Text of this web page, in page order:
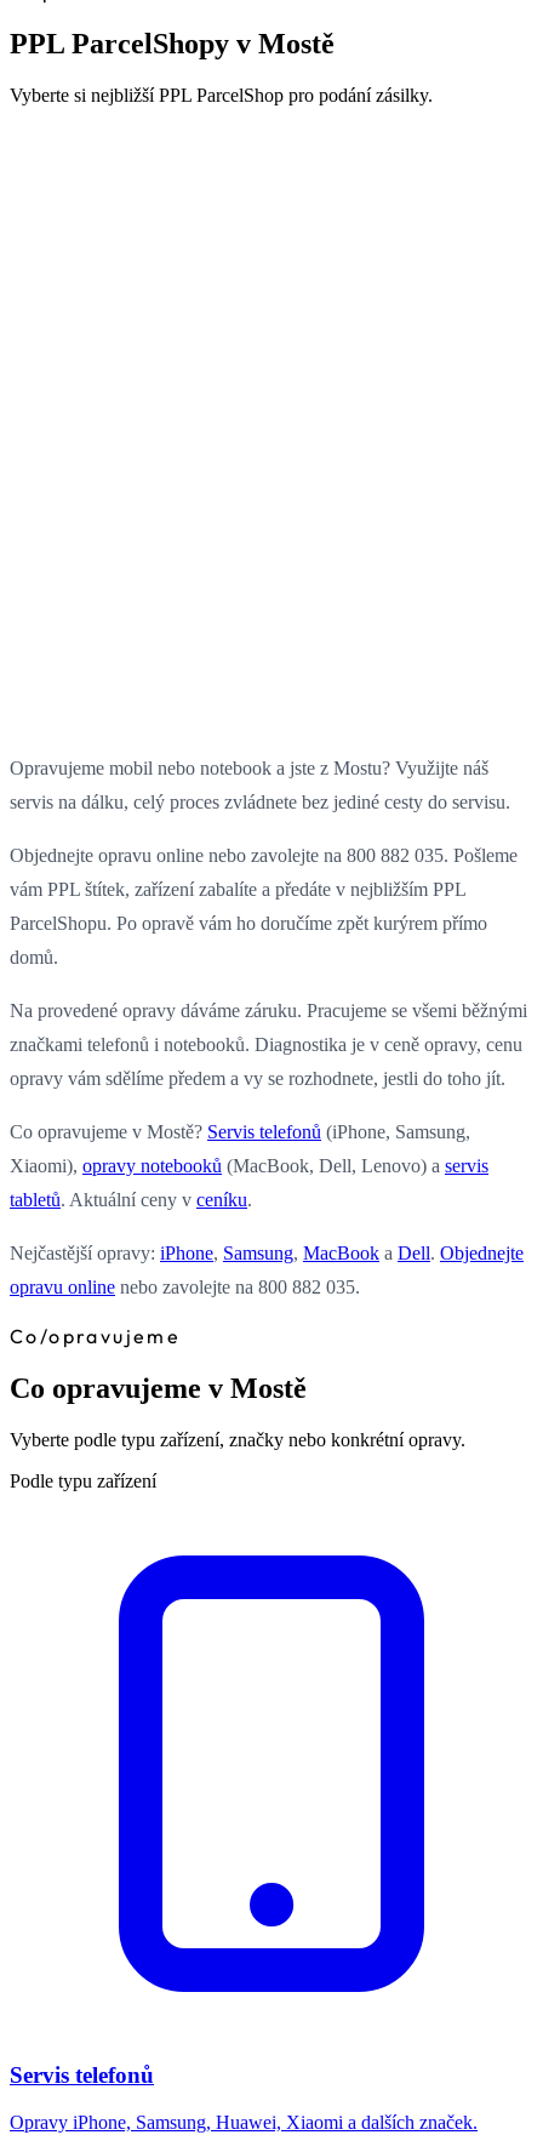
PPL ParcelShopy v Mostě
Vyberte si nejbližší PPL ParcelShop pro podání zásilky.
Opravujeme mobil nebo notebook a jste z Mostu? Využijte náš
servis na dálku, celý proces zvládnete bez jediné cesty do servisu.
Objednejte opravu online nebo zavolejte na 800 882 035. Pošleme
vám PPL štítek, zařízení zabalíte a předáte v nejbližším PPL
ParcelShopu. Po opravě vám ho doručíme zpět kurýrem přímo
domů.
Na provedené opravy dáváme záruku. Pracujeme se všemi běžnými
značkami telefonů i notebooků. Diagnostika je v ceně opravy, cenu
opravy vám sdělíme předem a vy se rozhodnete, jestli do toho jít.
Co opravujeme v Mostě? Servis telefonů (iPhone, Samsung,
Xiaomi), opravy notebooků (MacBook, Dell, Lenovo) a servis
tabletů. Aktuální ceny v ceníku.
Nejčastější opravy: iPhone, Samsung, MacBook a Dell. Objednejte
opravu online nebo zavolejte na 800 882 035.
Co /opravujeme
Co opravujeme v Mostě
Vyberte podle typu zařízení, značky nebo konkrétní opravy.
Podle typu zařízení
Servis telefonů
Opravy iPhone, Samsung, Huawei, Xiaomi a dalších značek.